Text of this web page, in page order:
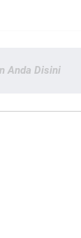
Anda Disini